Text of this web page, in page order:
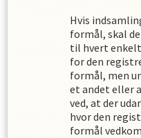
Hvis
formål, skal
til hvert
for den
formål, men
et andet eller
ved, at der
hvor den
formål